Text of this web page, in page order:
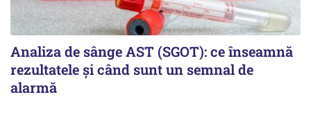
Analiza de sânge AST (SGOT): ce înseamnă
rezultatele și când sunt un semnal de
alarmă